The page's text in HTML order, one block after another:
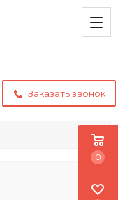
Заказать звонок
0